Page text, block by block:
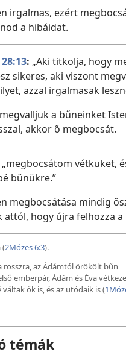
irgalmas, ezért
a hibáidat.
: „Aki titkolja, hogy
sikeres, aki viszont
azzal irgalmasak
a bűneinket
akkor ő megbocsát.
„megbocsátom vétküket,
bűnükre.”
megbocsátása mindig
attól, hogy újra felhozza
(2Mózes 6:3).
rosszra, az Ádámtól örökölt bűn
emberpár, Ádám és Éva
ők is, és az utódaik is (
témák